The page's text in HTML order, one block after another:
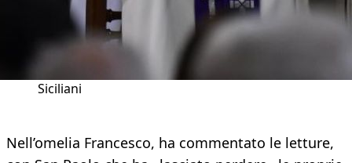
Siciliani
Nell’omelia Francesco, ha commentato le letture,